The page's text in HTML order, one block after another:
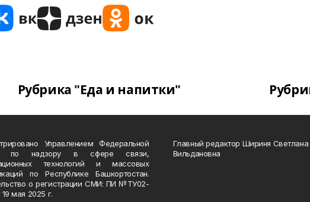
Рубрика "Еда и напитки"
Управлением Федеральной
по надзору в сфере связи,
технологий и массовых
по Республике Башкортостан.
о регистрации СМИ: ПИ №ТУ02-
19 мая 2025 г.
Главный редактор Шириня Светлана
Вильдановна